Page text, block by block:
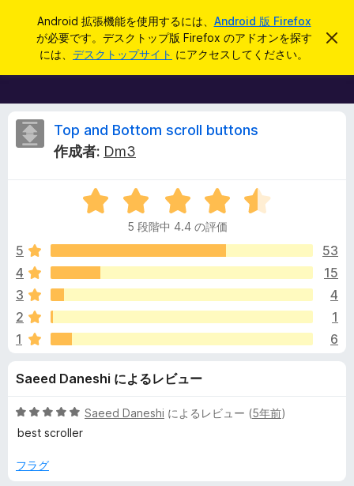
Android 拡張機能を使用するには、 Android 版 Firefox
が必要です。デスクトップ版 Firefox のアドオンを探す
には、 デスクトップサイト にアクセスしてください。
こ
知
せ
F
i
e
ラ
ウ
ザ
ー
ド
オ
ン
ログイン
T
a
n
d
B
o
t
Top and Bottom scroll buttons
作成者: Dm3
5
段
中
.
の
価
5 段階中 4.4 の評価
5
53
4
15
3
4
2
1
1
6
Saeed Daneshi によるレビュー
5
段
中
Saeed Daneshi によるレビュー (5年前)
best scroller
フラグ